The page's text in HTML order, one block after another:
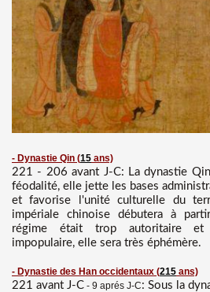
- Dynastie Qin (15 ans)
221 - 206 avant J-C: La dynastie
féodalité, elle jette les bases
et favorise l'unité culturelle du
impériale chinoise débutera à
régime était trop autoritaire et
impopulaire, elle sera très éphémère.
- Dynastie des Han occidentaux (215 ans)
221 avant J-C - 9 aprés J-C: Sous la